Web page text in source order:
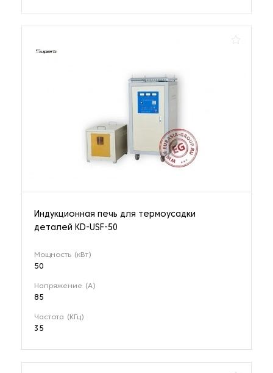
Индукционная печь для термоусадки
деталей KD-USF-50
Мощность (кВт)
50
Напряжение (А)
85
Частота (КГц)
35